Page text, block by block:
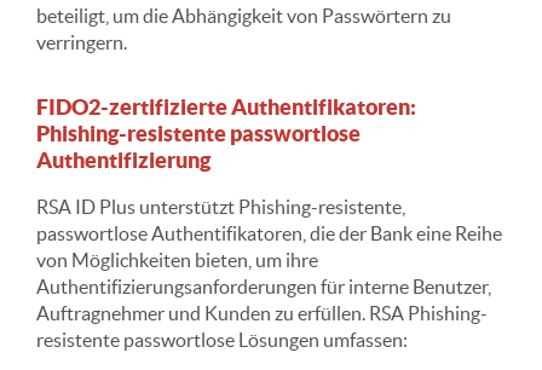
beteiligt, um die Abhängigkeit von Passwörtern zu
verringern.
FIDO2-zertifizierte Authentifikatoren:
Phishing-resistente passwortlose
Authentifizierung
RSA ID Plus unterstützt Phishing-resistente,
passwortlose Authentifikatoren, die der Bank eine Reihe
von Möglichkeiten bieten, um ihre
Authentifizierungsanforderungen für interne Benutzer,
Auftragnehmer und Kunden zu erfüllen. RSA Phishing-
resistente passwortlose Lösungen umfassen: